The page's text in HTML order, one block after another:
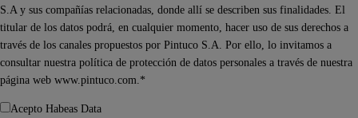
S.A y sus compañías relacionadas, donde allí se describen sus finalidades. El
titular de los datos podrá, en cualquier momento, hacer uso de sus derechos a
través de los canales propuestos por Pintuco S.A. Por ello, lo invitamos a
consultar nuestra política de protección de datos personales a través de nuestra
página web www.pintuco.com.*
Acepto Habeas Data